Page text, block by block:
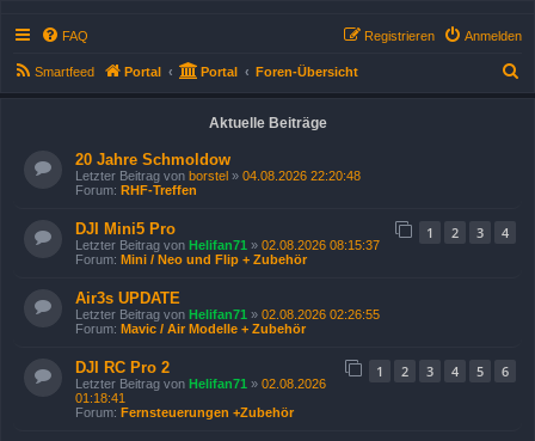
FAQ Anmelden
Registrieren
Smartfeed Portal Portal Foren-Übersicht
u
Aktuelle Beiträge
20 Jahre Schmoldow
Letzter Beitrag von borstel » 04.08.2026 22:20:48
Forum: RHF-Treffen
DJI Mini5 Pro 1 2 3 4
Letzter Beitrag von Helifan71 » 02.08.2026 08:15:37
Forum: Mini / Neo und Flip + Zubehör
Air3s UPDATE
Letzter Beitrag von Helifan71 » 02.08.2026 02:26:55
Forum: Mavic / Air Modelle + Zubehör
DJI RC Pro 2 1 2 3 4 5 6
Letzter Beitrag von Helifan71 » 02.08.2026
01:18:41
Forum: Fernsteuerungen +Zubehör